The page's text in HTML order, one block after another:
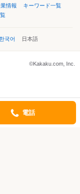
情報
キーワード一覧
한국어 日本語
©Kakaku.com, Inc.
電話